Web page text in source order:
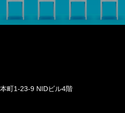
町1-23-9 NIDビル4階